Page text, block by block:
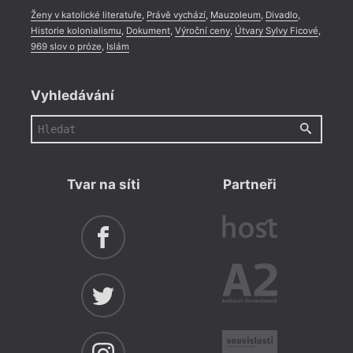
Ženy v katolické literatuře Právě vychází, Mauzoleum, Divadlo,
Historie kolonialismu Dokument, Výroční ceny, Útvary Sylvy Ficové
969 slov o próze Islám
Vyhledávání
Tvar na síti Partneři